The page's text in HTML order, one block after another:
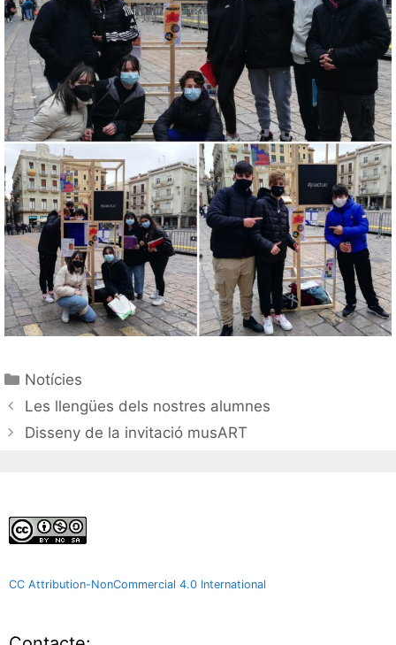
Notícies
Les llengües dels nostres alumnes
Disseny de la invitació musART
CC Attribution-NonCommercial 4.0 International